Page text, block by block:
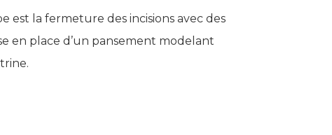
est la fermeture des incisions avec des
en place d’un pansement modelant